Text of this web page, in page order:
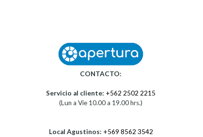
CONTACTO:
Servicio al cliente: +562 2502 2215
(Lun a Vie 10.00 a 19.00 hrs.)
Local Agustinos: +569 8562 3542